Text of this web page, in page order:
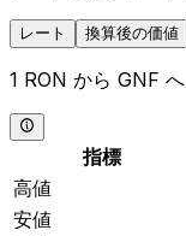
レート 換算後の価値
1 RON から GNF へ
指標
高値
安値